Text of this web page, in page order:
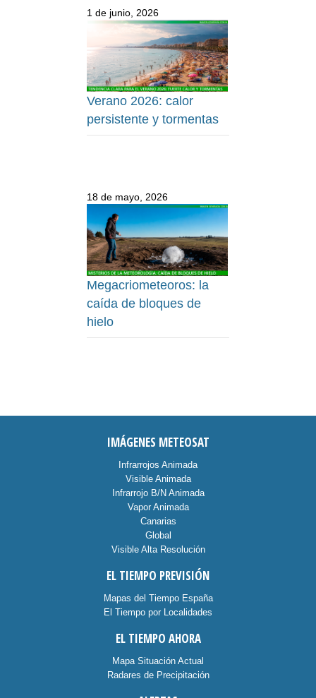
1 de junio, 2026
Verano 2026: calor
persistente y tormentas
18 de mayo, 2026
Megacriometeoros: la
caída de bloques de
hielo
IMÁGENES METEOSAT
Infrarrojos Animada
Visible Animada
Infrarrojo B/N Animada
Vapor Animada
Canarias
Global
Visible Alta Resolución
EL TIEMPO PREVISIÓN
Mapas del Tiempo España
El Tiempo por Localidades
EL TIEMPO AHORA
Mapa Situación Actual
Radares de Precipitación